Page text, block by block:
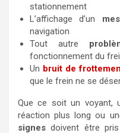
stationnement
L’affichage d’un
navigation
Tout autre
fonctionnement du
Un bruit de
que le frein ne se
Que ce soit un voyant,
réaction plus long ou
signes doivent être